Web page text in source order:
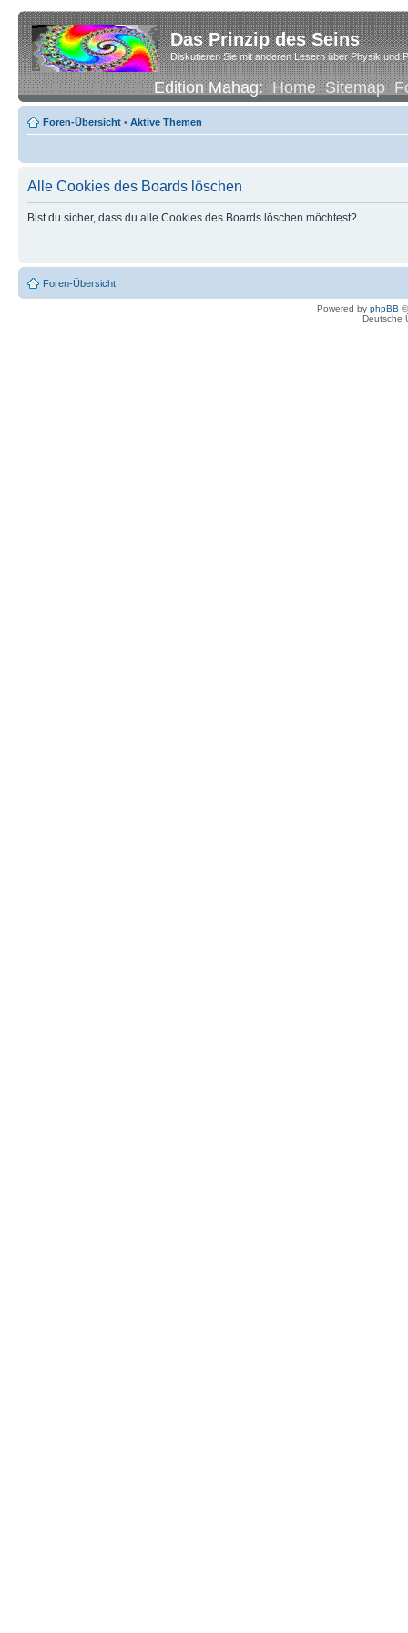
Das Prinzip des Seins
Diskutieren Sie mit anderen Lesern über Physik und
Edition Mahag:Home Sitemap
Foren-Übersicht • Aktive Themen
Alle Cookies des Boards löschen
Bist du sicher, dass du alle Cookies des Boards löschen möchtest?
Foren-Übersicht
Powered by phpBB
Deutsche